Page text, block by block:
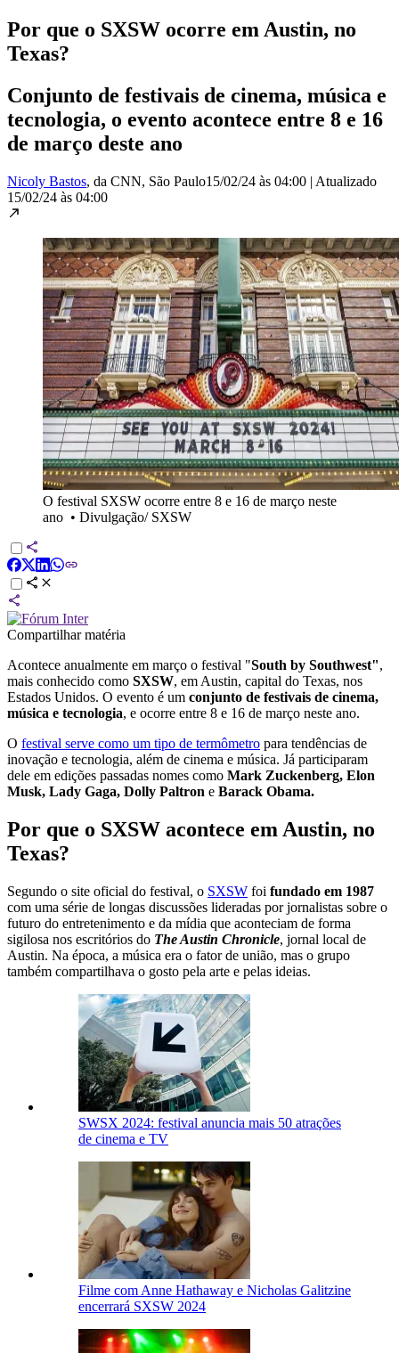
Por que o SXSW ocorre em Austin, no
Texas?
Conjunto de festivais de cinema, música e
tecnologia, o evento acontece entre 8 e 16
de março deste ano
Nicoly Bastos, da CNN, São Paulo15/02/24 às 04:00 | Atualizado
15/02/24 às 04:00
O festival SXSW ocorre entre 8 e 16 de março neste
ano • Divulgação/ SXSW
Compartilhar matéria
Acontece anualmente em março o festival "South by Southwest",
mais conhecido como SXSW, em Austin, capital do Texas, nos
Estados Unidos. O evento é um conjunto de festivais de cinema,
música e tecnologia, e ocorre entre 8 e 16 de março neste ano.
O festival serve como um tipo de termômetro para tendências de
inovação e tecnologia, além de cinema e música. Já participaram
dele em edições passadas nomes como Mark Zuckenberg, Elon
Musk, Lady Gaga, Dolly Paltron e Barack Obama.
Por que o SXSW acontece em Austin, no
Texas?
Segundo o site oficial do festival, o SXSW foi fundado em 1987
com uma série de longas discussões lideradas por jornalistas sobre o
futuro do entretenimento e da mídia que aconteciam de forma
sigilosa nos escritórios do The Austin Chronicle, jornal local de
Austin. Na época, a música era o fator de união, mas o grupo
também compartilhava o gosto pela arte e pelas ideias.
SWSX 2024: festival anuncia mais 50 atrações
de cinema e TV
Filme com Anne Hathaway e Nicholas Galitzine
encerrará SXSW 2024